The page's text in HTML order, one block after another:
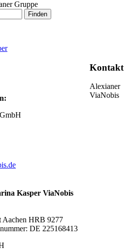
Kasper ViaNobis
Aachen HRB 9277
DE 225168413
Kontakt
Alexianer
ViaNobis